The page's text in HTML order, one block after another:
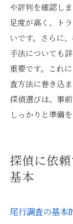
や評判を確認し
足度が高く、ト
いです。さらに
手法についても
重要です。これ
査方法に巻き込
探偵選びは、事
しっかりと準備
探偵に依
基本
尾行調査の基本